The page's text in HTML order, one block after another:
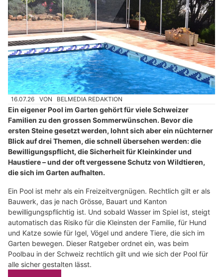
16.07.26 VON BELMEDIA REDAKTION
Ein eigener Pool im Garten gehört für viele Schweizer
Familien zu den grossen Sommerwünschen. Bevor die
ersten Steine gesetzt werden, lohnt sich aber ein nüchterner
Blick auf drei Themen, die schnell übersehen werden: die
Bewilligungspflicht, die Sicherheit für Kleinkinder und
Haustiere – und der oft vergessene Schutz von Wildtieren,
die sich im Garten aufhalten.
Ein Pool ist mehr als ein Freizeitvergnügen. Rechtlich gilt er als
Bauwerk, das je nach Grösse, Bauart und Kanton
bewilligungspflichtig ist. Und sobald Wasser im Spiel ist, steigt
automatisch das Risiko für die Kleinsten der Familie, für Hund
und Katze sowie für Igel, Vögel und andere Tiere, die sich im
Garten bewegen. Dieser Ratgeber ordnet ein, was beim
Poolbau in der Schweiz rechtlich gilt und wie sich der Pool für
alle sicher gestalten lässt.